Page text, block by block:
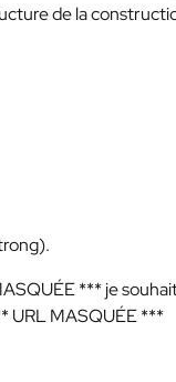
de la
*** je
URL MASQUÉE ***